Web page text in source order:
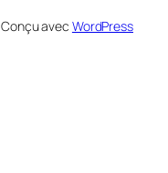
Conçu avec WordPress